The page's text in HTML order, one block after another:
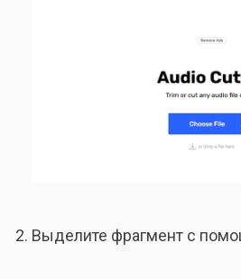
Выделите фрагмент с